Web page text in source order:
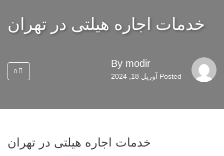
خدمات اجاره هیلتی در تهران
By modir
Posted آوریل 18, 2024
خدمات اجاره هیلتی در تهران